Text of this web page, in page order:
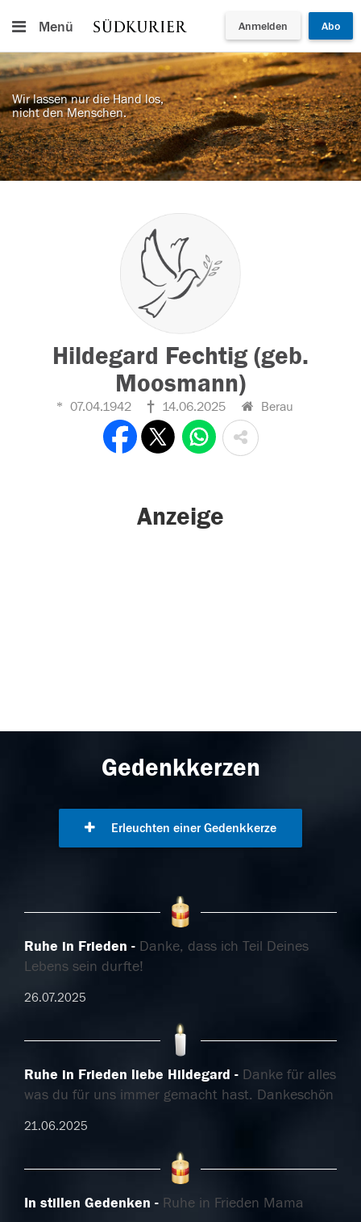
Menü Anmelden Abo
Wir lassen nur die Hand los,
nicht den Menschen.
Hildegard Fechtig (geb.
Moosmann)
07.04.1942 14.06.2025 Berau
Anzeige
Gedenkkerzen
Erleuchten einer Gedenkkerze
Ruhe in Frieden
Danke, dass ich Teil Deines
Lebens sein durfte!
26.07.2025
Ruhe in Frieden liebe Hildegard
Danke für alles
was du für uns immer gemacht hast. Dankeschön
21.06.2025
In stillen Gedenken Ruhe in Frieden Mama